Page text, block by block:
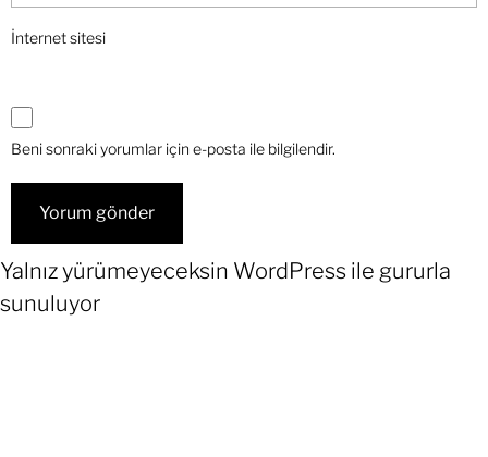
İnternet sitesi
Beni sonraki yorumlar için e-posta ile bilgilendir.
Yalnız yürümeyeceksin WordPress ile gururla
sunuluyor